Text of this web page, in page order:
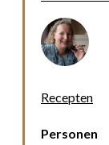
Recepten
Personen